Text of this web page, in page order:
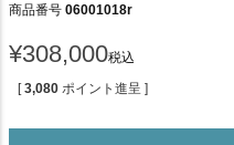
商品番号 06001018r
¥308,000税込
[ 3,080 ポイント進呈 ]